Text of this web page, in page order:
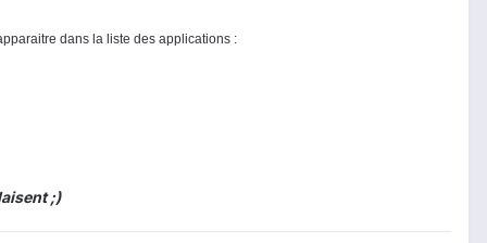
dans la liste des applications :
;)